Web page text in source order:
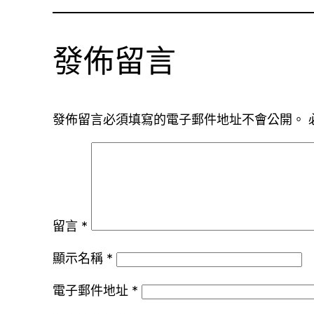
發佈留言
發佈留言必須填寫的電子郵件地址不會公開。
留言 *
顯示名稱 *
電子郵件地址 *